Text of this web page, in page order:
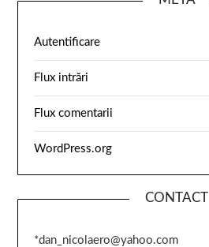
Autentificare
Flux intrări
Flux comentarii
WordPress.org
CONTACT
*dan_nicolaero@yahoo.com